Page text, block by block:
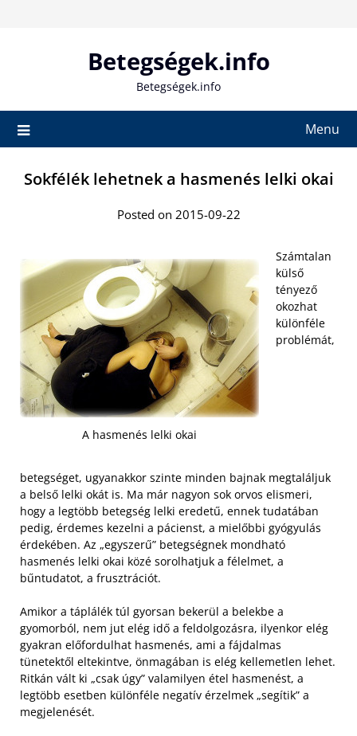
Betegségek.info
Betegségek.info
Menu
Sokfélék lehetnek a hasmenés lelki okai
Posted on 2015-09-22
A hasmenés lelki okai
Számtalan
külső
tényező
okozhat
különféle
problémát,
betegséget, ugyanakkor szinte minden bajnak megtaláljuk
a belső lelki okát is. Ma már nagyon sok orvos elismeri,
hogy a legtöbb betegség lelki eredetű, ennek tudatában
pedig, érdemes kezelni a pácienst, a mielőbbi gyógyulás
érdekében. Az „egyszerű” betegségnek mondható
hasmenés lelki okai közé sorolhatjuk a félelmet, a
bűntudatot, a frusztrációt.
Amikor a táplálék túl gyorsan bekerül a belekbe a
gyomorból, nem jut elég idő a feldolgozásra, ilyenkor elég
gyakran előfordulhat hasmenés, ami a fájdalmas
tünetektől eltekintve, önmagában is elég kellemetlen lehet.
Ritkán vált ki „csak úgy” valamilyen étel hasmenést, a
legtöbb esetben különféle negatív érzelmek „segítik” a
megjelenését.